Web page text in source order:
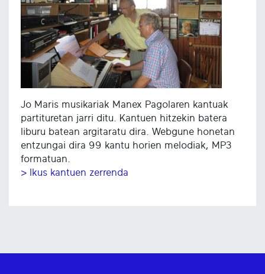
Jo Maris musikariak Manex Pagolaren kantuak
partituretan jarri ditu. Kantuen hitzekin batera
liburu batean argitaratu dira. Webgune honetan
entzungai dira 99 kantu horien melodiak, MP3
formatuan.
> Ikus kantuen zerrenda